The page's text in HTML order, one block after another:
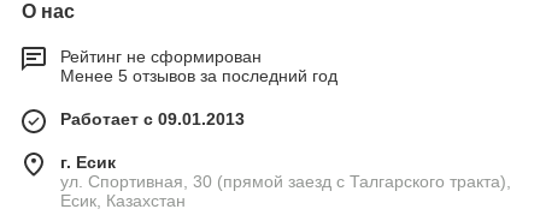
О нас
Рейтинг не сформирован
Менее 5 отзывов за последний год
Работает с 09.01.2013
г. Есик
ул. Спортивная, 30 (прямой заезд с Талгарского тракта),
Есик, Казахстан